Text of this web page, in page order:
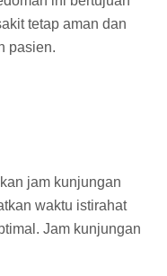
tetap aman dan
pasien.
jam kunjungan
waktu istirahat
Jam kunjungan